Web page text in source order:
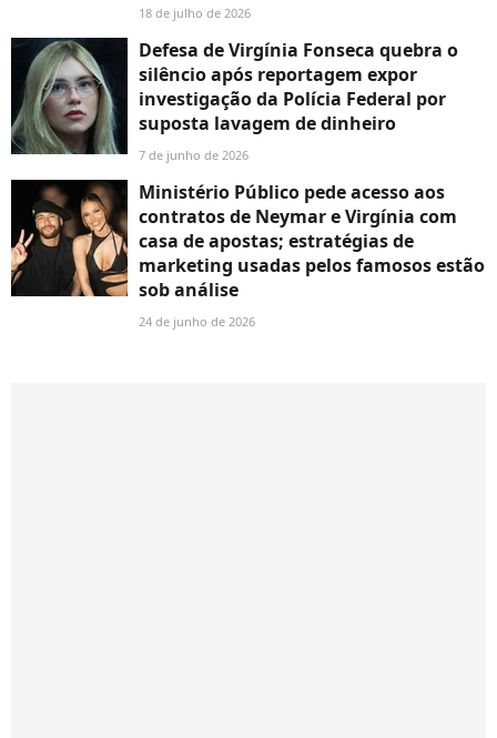
18 de julho de 2026
Defesa de Virgínia Fonseca quebra o
silêncio após reportagem expor
investigação da Polícia Federal por
suposta lavagem de dinheiro
7 de junho de 2026
Ministério Público pede acesso aos
contratos de Neymar e Virgínia com
casa de apostas; estratégias de
marketing usadas pelos famosos estão
sob análise
24 de junho de 2026